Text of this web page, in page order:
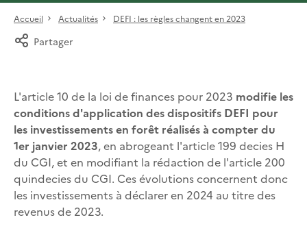
Accueil Actualités DEFI : les règles changent en 2023
Partager
L'article 10 de la loi de finances pour 2023 modifie les
conditions d'application des dispositifs DEFI pour
les investissements en forêt réalisés à compter du
1er janvier 2023, en abrogeant l'article 199 decies H
du CGI, et en modifiant la rédaction de l'article 200
quindecies du CGI. Ces évolutions concernent donc
les investissements à déclarer en 2024 au titre des
revenus de 2023.